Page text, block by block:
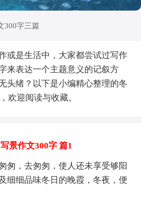
300字三篇
或是生活中，大家都尝试过写作
来表达一个主题意义的记叙方
头绪？以下是小编精心整理的冬
欢迎阅读与收藏。
景作文300字 篇1
匆，去匆匆，使人还未享受够阳
细细品味冬日的晚霞，冬夜，便